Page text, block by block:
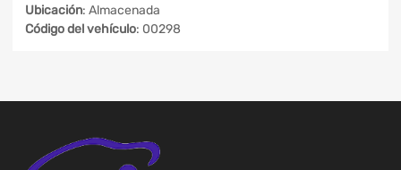
Ubicación: Almacenada
Código del vehículo: 00298